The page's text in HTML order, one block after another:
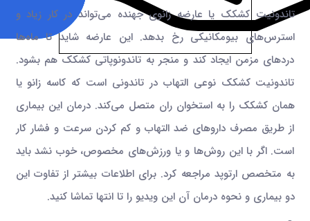
تاندونیت کشکک یا عارضه زانوی جهنده می‌تواند در کار زیاد و
استرس‌های بیومکانیکی رخ بدهد. این عارضه شاید تا ماه‌ها
درد‌های مزمن ایجاد کند و منجر به تاندونوپاتی کشکک هم بشود.
تاندونیت کشکک نوعی التهاب در تاندونی است که کاسه زانو یا
همان کشکک را به استخوان ران متصل می‌کند. درمان این بیماری
از طریق مصرف دارو‌های ضد التهاب و کم کردن سرعت و فشار کار
است. اگر با این روش‌ها و یا ورزش‌های مخصوص، خوب نشد باید
به متخصص ارتوپد مراجعه کرد. برای اطلاعات بیشتر از تفاوت این
دو بیماری و نحوه درمان آن این ویدیو را تا انتها تماشا کنید.